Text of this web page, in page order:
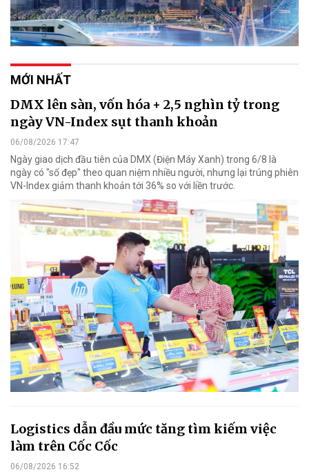
MỚI NHẤT
DMX lên sàn, vốn hóa + 2,5 nghìn tỷ trong
ngày VN-Index sụt thanh khoản
06/08/2026 17:47
Ngày giao dịch đầu tiên của DMX (Điện Máy Xanh) trong 6/8 là
ngày có "số đẹp" theo quan niệm nhiều người, nhưng lại trúng phiên
VN-Index giảm thanh khoản tới 36% so với liền trước.
Logistics dẫn đầu mức tăng tìm kiếm việc
làm trên Cốc Cốc
06/08/2026 16:52